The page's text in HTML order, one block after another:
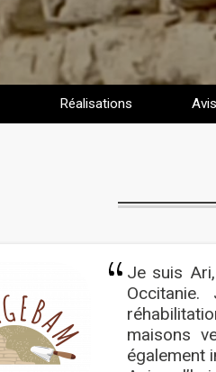
Réalisations Avis
Je suis
maisons
également